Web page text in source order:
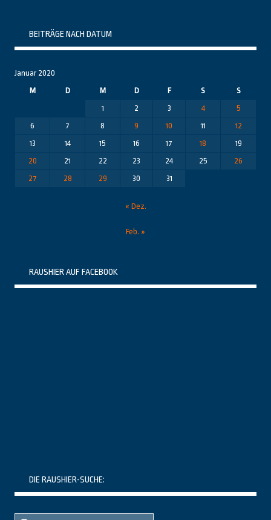
BEITRÄGE NACH DATUM
Januar 2020
M
D M D F S
S
1
2 3 4
5
6
7 8 9 10 11
12
13
14 15 16 17 18
19
20
21 22 23 24 25
26
27
28 29 30 31
« Dez.
Feb. »
RAUSHIER AUF FACEBOOK
DIE RAUSHIER-SUCHE:
Suche
Suche